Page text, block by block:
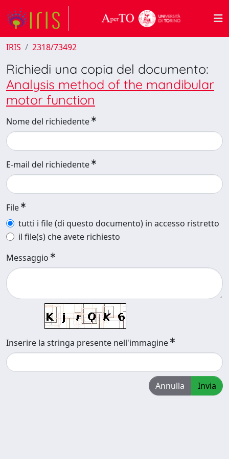
IRIS 2318/73492
Richiedi una copia del documento:
Analysis method of the mandibular
motor function
Nome del richiedente
E-mail del richiedente
File
tutti i file (di questo documento) in accesso ristretto
il file(s) che avete richiesto
Messaggio
Inserire la stringa presente nell'immagine
Annulla Invia